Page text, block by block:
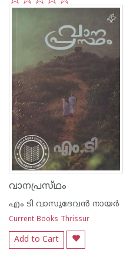
5
4
3
2
1
വാനപ്രസ്‌ഥം
എം ടി വാസുദേവന്‍ നായര്‍
Current Books Thrissur
Add to Cart